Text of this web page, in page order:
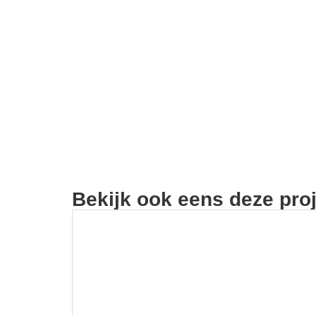
Bekijk ook eens deze